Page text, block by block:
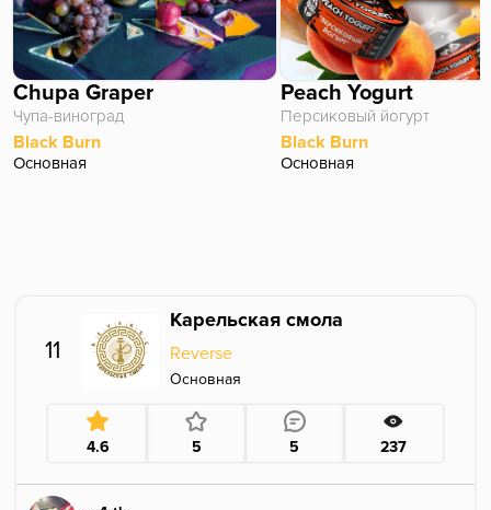
Chupa Graper
Чупа-виноград
Black Burn
Основная
Peach Yogurt
Персиковый йогурт
Black Burn
Основная
11
Карельская смола
Reverse
Основная
4.6 5 5 237